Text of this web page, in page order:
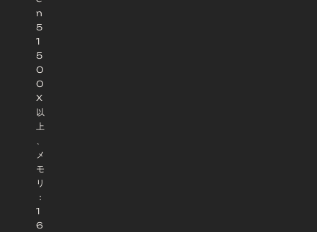
n
5
1
5
0
0
X
以
上
、
メ
モ
リ
：
1
6